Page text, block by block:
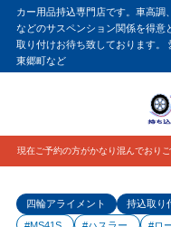
カー用品持込専門店です。車高調
などのサスペンション関係を得意
取り付けお待ち致しております。
東郷町など
現在ご予約の方がかなり混んでおり
四輪アライメント 持込取り